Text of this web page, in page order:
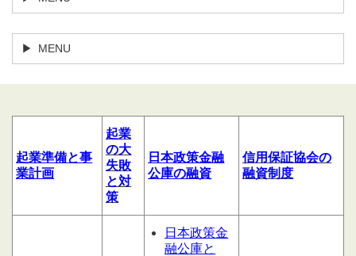
MENU
起業準備と事
業計画
起業
の大
失敗
と対
策
日本政策金融
公庫の融資
信用保証協会の
融資制度
日本政策金
融公庫と